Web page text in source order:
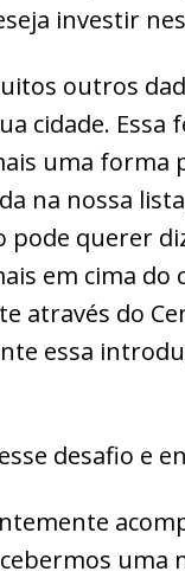
investir
outros
cidade.
uma forma
na nossa
pode querer
em cima do
através do
essa
desafio e
uma